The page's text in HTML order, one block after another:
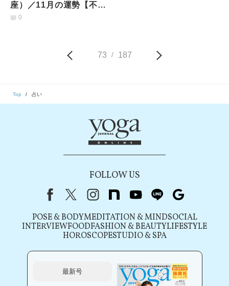
座）／11月の運勢【不信
感のある人と向き合っ
0
73 / 187
Top 占い
FOLLOW US
FacebookX（旧Twitter）
instagram
note youtubeline
POSE & BODYMEDITATION & MINDSOCIAL
INTERVIEWFOODFASHION & BEAUTYLIFESTYLE
HOROSCOPESTUDIO & SPA
最新号